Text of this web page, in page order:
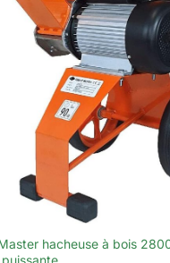
hacheuse à bois